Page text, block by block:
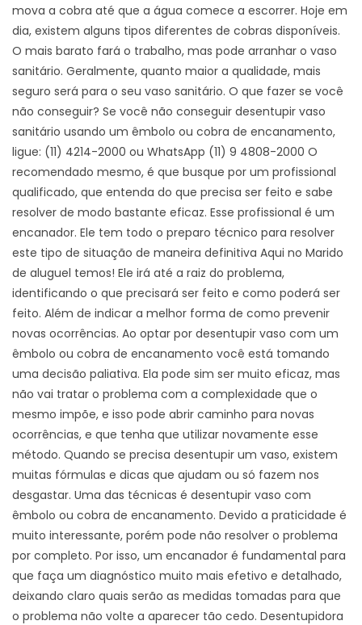
mova a cobra até que a água comece a escorrer. Hoje em
dia, existem alguns tipos diferentes de cobras disponíveis.
O mais barato fará o trabalho, mas pode arranhar o vaso
sanitário. Geralmente, quanto maior a qualidade, mais
seguro será para o seu vaso sanitário. O que fazer se você
não conseguir? Se você não conseguir desentupir vaso
sanitário usando um êmbolo ou cobra de encanamento,
ligue: (11) 4214-2000 ou WhatsApp (11) 9 4808-2000 O
recomendado mesmo, é que busque por um profissional
qualificado, que entenda do que precisa ser feito e sabe
resolver de modo bastante eficaz. Esse profissional é um
encanador. Ele tem todo o preparo técnico para resolver
este tipo de situação de maneira definitiva Aqui no Marido
de aluguel temos! Ele irá até a raiz do problema,
identificando o que precisará ser feito e como poderá ser
feito. Além de indicar a melhor forma de como prevenir
novas ocorrências. Ao optar por desentupir vaso com um
êmbolo ou cobra de encanamento você está tomando
uma decisão paliativa. Ela pode sim ser muito eficaz, mas
não vai tratar o problema com a complexidade que o
mesmo impõe, e isso pode abrir caminho para novas
ocorrências, e que tenha que utilizar novamente esse
método. Quando se precisa desentupir um vaso, existem
muitas fórmulas e dicas que ajudam ou só fazem nos
desgastar. Uma das técnicas é desentupir vaso com
êmbolo ou cobra de encanamento. Devido a praticidade é
muito interessante, porém pode não resolver o problema
por completo. Por isso, um encanador é fundamental para
que faça um diagnóstico muito mais efetivo e detalhado,
deixando claro quais serão as medidas tomadas para que
o problema não volte a aparecer tão cedo. Desentupidora